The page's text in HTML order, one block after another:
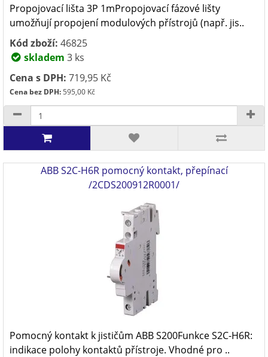
Propojovací lišta 3P 1mPropojovací fázové lišty
umožňují propojení modulových přístrojů (např. jis..
Kód zboží: 46825
skladem 3 ks
Cena s DPH: 719,95 Kč
Cena bez DPH:595,00 Kč
ABB S2C-H6R pomocný kontakt, přepínací
/2CDS200912R0001/
Pomocný kontakt k jističům ABB S200Funkce S2C-H6R:
indikace polohy kontaktů přístroje. Vhodné pro ..